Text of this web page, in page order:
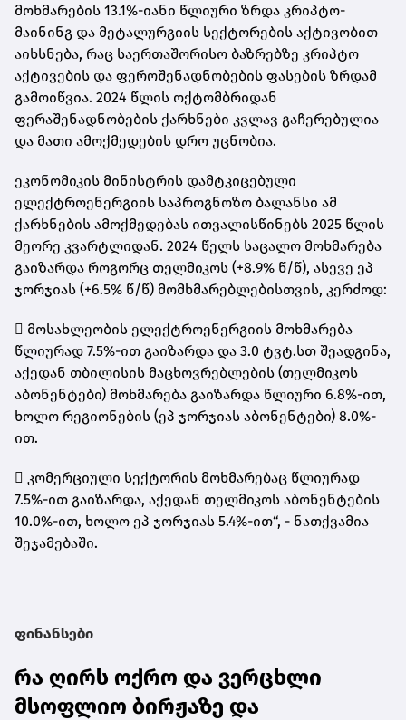
მოხმარების 13.1%-იანი წლიური ზრდა კრიპტო-
მაინინგ და მეტალურგიის სექტორების აქტივობით
აიხსნება, რაც საერთაშორისო ბაზრებზე კრიპტო
აქტივების და ფეროშენადნობების ფასების ზრდამ
გამოიწვია. 2024 წლის ოქტომბრიდან
ფერაშენადნობების ქარხნები კვლავ გაჩერებულია
და მათი ამოქმედების დრო უცნობია.
ეკონომიკის მინისტრის დამტკიცებული
ელექტროენერგიის საპროგნოზო ბალანსი ამ
ქარხნების ამოქმედებას ითვალისწინებს 2025 წლის
მეორე კვარტლიდან. 2024 წელს საცალო მოხმარება
გაიზარდა როგორც თელმიკოს (+8.9% წ/წ), ასევე ეპ
ჯორჯიას (+6.5% წ/წ) მომხმარებლებისთვის, კერძოდ:
 მოსახლეობის ელექტროენერგიის მოხმარება
წლიურად 7.5%-ით გაიზარდა და 3.0 ტვტ.სთ შეადგინა,
აქედან თბილისის მაცხოვრებლების (თელმიკოს
აბონენტები) მოხმარება გაიზარდა წლიური 6.8%-ით,
ხოლო რეგიონების (ეპ ჯორჯიას აბონენტები) 8.0%-
ით.
 კომერციული სექტორის მოხმარებაც წლიურად
7.5%-ით გაიზარდა, აქედან თელმიკოს აბონენტების
10.0%-ით, ხოლო ეპ ჯორჯიას 5.4%-ით“, - ნათქვამია
შეჯამებაში.
ფინანსები
რა ღირს ოქრო და ვერცხლი
მსოფლიო ბირჟაზე და